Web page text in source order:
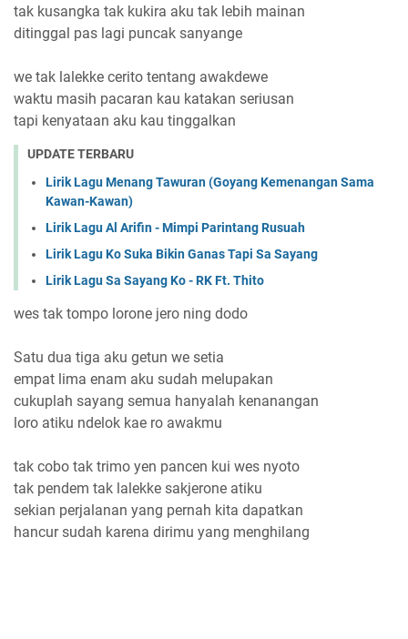
tak kusangka tak kukira aku tak lebih mainan
ditinggal pas lagi puncak sanyange
we tak lalekke cerito tentang awakdewe
waktu masih pacaran kau katakan seriusan
tapi kenyataan aku kau tinggalkan
UPDATE TERBARU
Lirik Lagu Menang Tawuran (Goyang Kemenangan Sama
Kawan-Kawan)
Lirik Lagu Al Arifin - Mimpi Parintang Rusuah
Lirik Lagu Ko Suka Bikin Ganas Tapi Sa Sayang
Lirik Lagu Sa Sayang Ko - RK Ft. Thito
wes tak tompo lorone jero ning dodo
Satu dua tiga aku getun we setia
empat lima enam aku sudah melupakan
cukuplah sayang semua hanyalah kenanangan
loro atiku ndelok kae ro awakmu
tak cobo tak trimo yen pancen kui wes nyoto
tak pendem tak lalekke sakjerone atiku
sekian perjalanan yang pernah kita dapatkan
hancur sudah karena dirimu yang menghilang